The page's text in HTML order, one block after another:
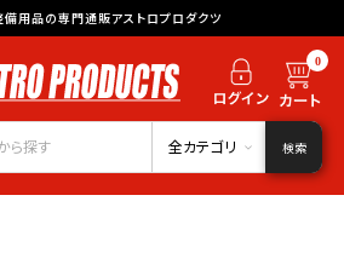
備用品の専門通販アストロプロダクツ
0
全カテゴリ 検索